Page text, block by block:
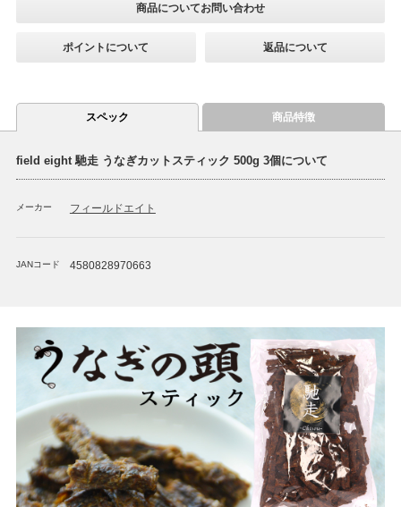
商品についてお問い合わせ
ポイントについて 返品について
スペック 商品特徴
field eight 馳走 うなぎカットスティック 500g 3個について
メーカー フィールドエイト
JANコード 4580828970663